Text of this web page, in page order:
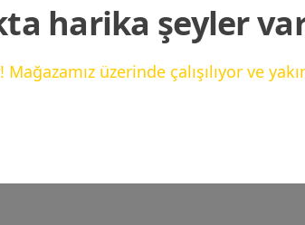
harika şeyler
üzerinde çalışılıyor ve